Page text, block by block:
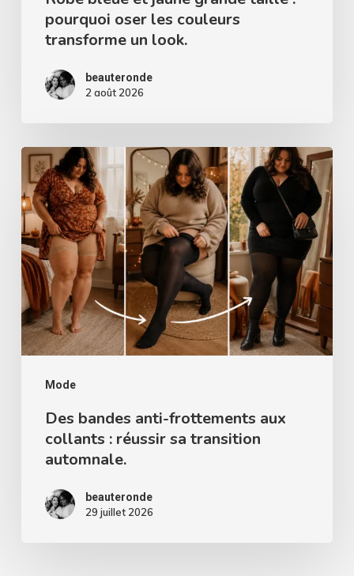
transforme
pourquoi oser les couleurs
transforme un look.
beauteronde
2 août 2026
Mode
Des
bandes
anti-
frottements
aux
collants
:
réussir
sa
transition
automnale.
Des bandes anti-frottements aux
collants : réussir sa transition
automnale.
beauteronde
29 juillet 2026